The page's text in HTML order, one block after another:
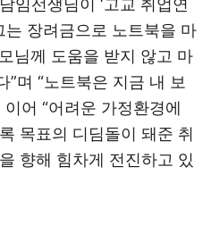
임선생님이 ‘고교 취업연
는 장려금으로 노트북을 마
님께 도움을 받지 않고 마
”며 “노트북은 지금 내 보
어 “어려운 가정환경에
목표의 디딤돌이 돼준 취
향해 힘차게 전진하고 있